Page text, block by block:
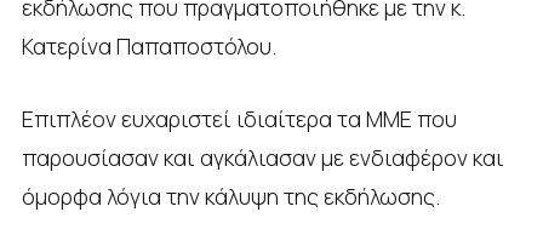
εκδήλωσης που πραγματοποιήθηκε με την κ.
Κατερίνα Παπαποστόλου.
Επιπλέον ευχαριστεί ιδιαίτερα τα ΜΜΕ που
παρουσίασαν και αγκάλιασαν με ενδιαφέρον και
όμορφα λόγια την κάλυψη της εκδήλωσης.